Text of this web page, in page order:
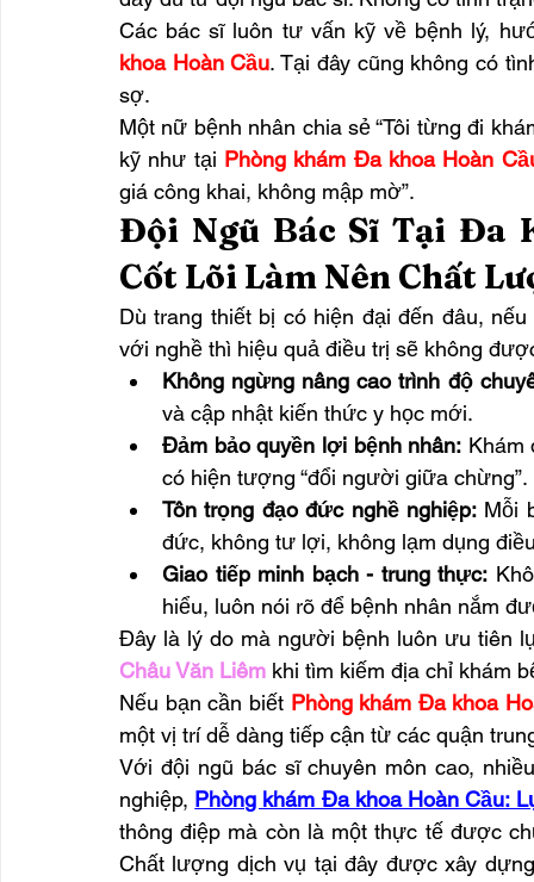
Các bác sĩ luôn tư vấn kỹ về bệnh lý,
khoa Hoàn Cầu. Tại đây cũng không có
sợ.
Một nữ bệnh nhân chia sẻ “Tôi từng đi
kỹ như tại Phòng khám Đa khoa Hoàn
giá công khai, không mập mờ”.
Đội Ngũ Bác Sĩ Tại Đa
Cốt Lõi Làm Nên Chất
Dù trang thiết bị có hiện đại đến đâu,
với nghề thì hiệu quả điều trị sẽ không
Không ngừng nâng cao trình độ
và cập nhật kiến thức y học mới.
Đảm bảo quyền lợi bệnh nhân: Khám
có hiện tượng “đổi người giữa chừng”.
Tôn trọng đạo đức nghề nghiệp: Mỗi
đức, không tư lợi, không lạm dụng
Giao tiếp minh bạch - trung thực:
hiểu, luôn nói rõ để bệnh nhân nắm
Đây là lý do mà người bệnh luôn ưu tiên
Châu Văn Liêm khi tìm kiếm địa chỉ khám
Nếu bạn cần biết Phòng khám Đa khoa
một vị trí dễ dàng tiếp cận từ các quận
Với đội ngũ bác sĩ chuyên môn cao,
nghiệp, Phòng khám Đa khoa Hoàn Cầu:
thông điệp mà còn là một thực tế được
Chất lượng dịch vụ tại đây được xây